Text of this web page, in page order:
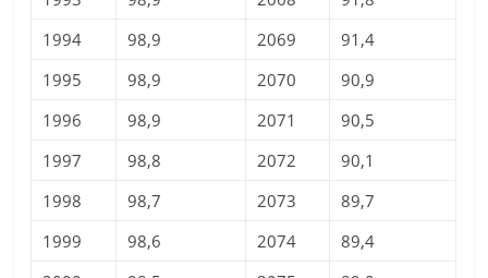
1994
98,9 2069
91,4
1995
98,9 2070
90,9
1996
98,9 2071
90,5
1997
98,8 2072
90,1
1998
98,7 2073
89,7
1999
98,6 2074
89,4